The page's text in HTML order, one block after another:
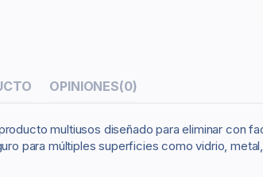
OPINIONES(0)
multiusos diseñado para eliminar con
para múltiples superficies como vidrio,